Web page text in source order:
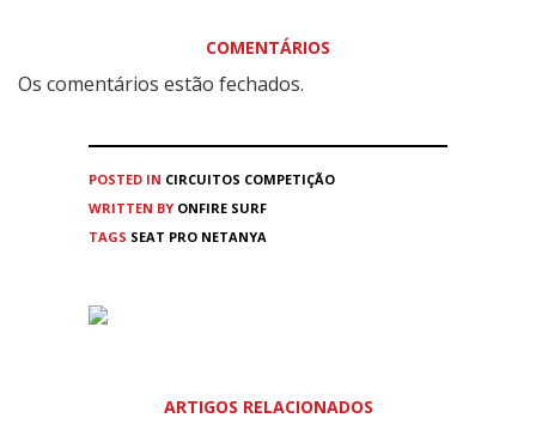
COMENTÁRIOS
Os comentários estão fechados.
POSTED IN CIRCUITOS COMPETIÇÃO
WRITTEN BY ONFIRE SURF
TAGS SEAT PRO NETANYA
ARTIGOS RELACIONADOS